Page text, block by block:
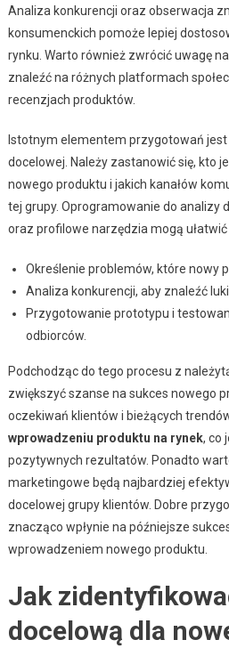
Analiza konkurencji oraz obserwacja
konsumenckich pomoże lepiej
rynku. Warto również zwrócić uwagę
znaleźć na różnych platformach
recenzjach produktów.
Istotnym elementem przygotowań
docelowej. Należy zastanowić się, kto
nowego produktu i jakich kanałów
tej grupy. Oprogramowanie do analizy
oraz profilowe narzędzia mogą ułatwić
Określenie problemów, które nowy
Analiza konkurencji, aby znaleźć luki
Przygotowanie prototypu i
odbiorców.
Podchodząc do tego procesu z
zwiększyć szanse na sukces nowego
oczekiwań klientów i bieżących
wprowadzeniu produktu na rynek, co
pozytywnych rezultatów. Ponadto
marketingowe będą najbardziej
docelowej grupy klientów. Dobre
znacząco wpłynie na późniejsze
wprowadzeniem nowego produktu.
Jak
docelową dla